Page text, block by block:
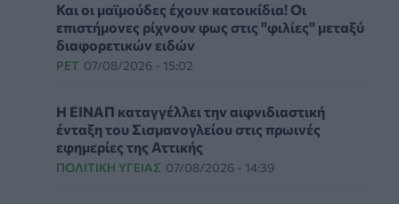
Και οι μαϊμούδες έχουν κατοικίδια! Οι
επιστήμονες ρίχνουν φως στις "φιλίες" μεταξύ
διαφορετικών ειδών
PET 07/08/2026 - 15:02
Η ΕΙΝΑΠ καταγγέλλει την αιφνιδιαστική
ένταξη του Σισμανογλείου στις πρωινές
εφημερίες της Αττικής
ΠΟΛΙΤΙΚΉ ΥΓΕΊΑΣ 07/08/2026 - 14:39